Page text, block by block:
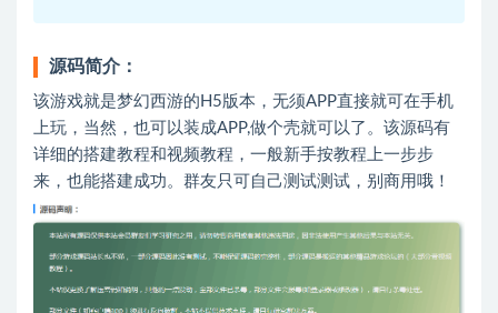
源码简介：
该游戏就是梦幻西游的H5版本，无须APP直接就可在手机
上玩，当然，也可以装成APP,做个壳就可以了。该源码有
详细的搭建教程和视频教程，一般新手按教程上一步步
来，也能搭建成功。群友只可自己测试测试，别商用哦！